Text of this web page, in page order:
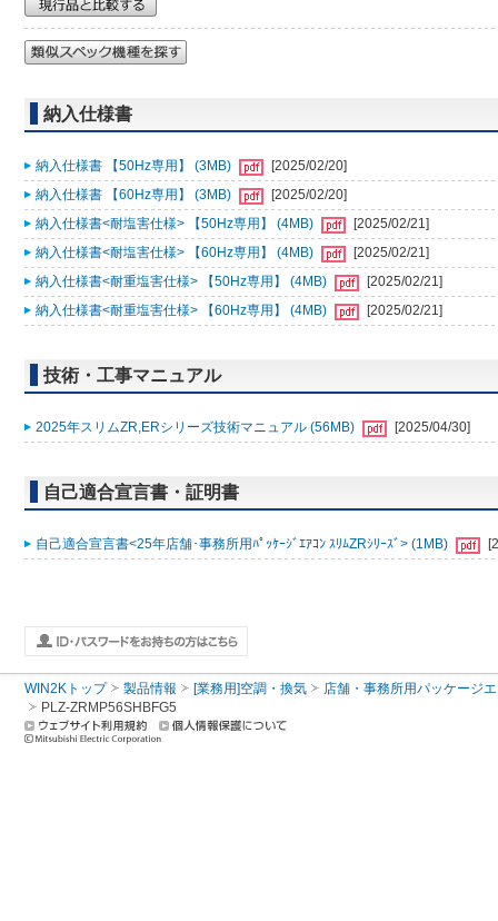
納入仕様書
納入仕様書 【50Hz専用】 (3MB)
[2025/02/20]
納入仕様書 【60Hz専用】 (3MB)
[2025/02/20]
納入仕様書<耐塩害仕様> 【50Hz専用】 (4MB)
[2025/02/21]
納入仕様書<耐塩害仕様> 【60Hz専用】 (4MB)
[2025/02/21]
納入仕様書<耐重塩害仕様> 【50Hz専用】 (4MB)
[2025/02/21]
納入仕様書<耐重塩害仕様> 【60Hz専用】 (4MB)
[2025/02/21]
技術・工事マニュアル
2025年スリムZR,ERシリーズ技術マニュアル (56MB) [2025/04/30]
自己適合宣言書・証明書
自己適合宣言書<25年店舗･事務所用ﾊﾟｯｹｰｼﾞｴｱｺﾝ ｽﾘﾑZRｼﾘｰｽﾞ> (1MB)
WIN2Kトップ 製品情報 [業務用]空調・換気
店舗・事務所用パッケージ
PLZ-ZRMP56SHBFG5